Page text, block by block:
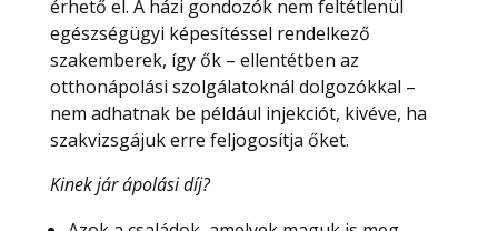
érhető el. A házi gondozók nem feltétlenül
egészségügyi képesítéssel rendelkező
szakemberek, így ők – ellentétben az
otthonápolási szolgálatoknál dolgozókkal –
nem adhatnak be például injekciót, kivéve, ha
szakvizsgájuk erre feljogosítja őket.
Kinek jár ápolási díj?